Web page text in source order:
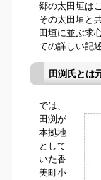
郷の太田垣は
その太田垣と
田垣に並ぶ求
ての詳しい記
田渕氏とは
では、
田渕が
本拠地
として
いた香
美町小